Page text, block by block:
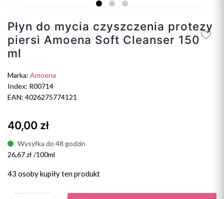
Płyn do mycia czyszczenia protezy
piersi Amoena Soft Cleanser 150
ml
Marka: Amoena
Index: R00714
EAN: 4026275774121
40,00 zł
Wysyłka do 48 godzin
26,67 zł /100ml
43 osobykupiły ten produkt